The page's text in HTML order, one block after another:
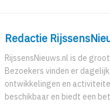
Redactie
RijssensNieuws.nl is de
Bezoekers vinden er
ontwikkelingen en
beschikbaar en biedt een